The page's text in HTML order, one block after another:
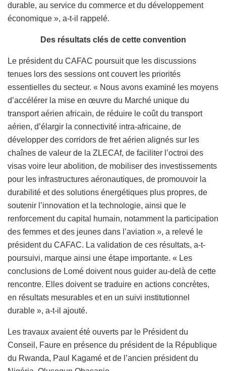
durable, au service du commerce et du développement
économique », a-t-il rappelé.
Des résultats clés de cette convention
Le président du CAFAC poursuit que les discussions
tenues lors des sessions ont couvert les priorités
essentielles du secteur. « Nous avons examiné les moyens
d’accélérer la mise en œuvre du Marché unique du
transport aérien africain, de réduire le coût du transport
aérien, d’élargir la connectivité intra-africaine, de
développer des corridors de fret aérien alignés sur les
chaînes de valeur de la ZLECAf, de faciliter l’octroi des
visas voire leur abolition, de mobiliser des investissements
pour les infrastructures aéronautiques, de promouvoir la
durabilité et des solutions énergétiques plus propres, de
soutenir l’innovation et la technologie, ainsi que le
renforcement du capital humain, notamment la participation
des femmes et des jeunes dans l’aviation », a relevé le
président du CAFAC. La validation de ces résultats, a-t-
poursuivi, marque ainsi une étape importante. « Les
conclusions de Lomé doivent nous guider au-delà de cette
rencontre. Elles doivent se traduire en actions concrètes,
en résultats mesurables et en un suivi institutionnel
durable », a-t-il ajouté.
Les travaux avaient été ouverts par le Président du
Conseil, Faure en présence du président de la République
du Rwanda, Paul Kagamé et de l’ancien président du